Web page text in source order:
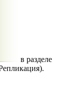
в разделе
).